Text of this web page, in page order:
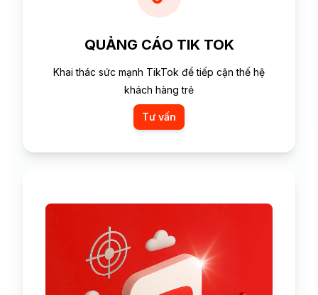
QUẢNG CÁO TIK TOK
Khai thác sức mạnh TikTok để tiếp cận thế hệ
khách hàng trẻ
Tư vấn